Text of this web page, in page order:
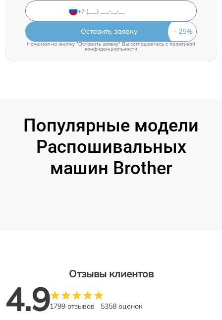
Оставить заявку
Нажимая на кнопку "Оставить заявку" Вы соглашаетесь c политикой
конфиденциальности
Популярные модели
Распошивальных
машин Brother
Отзывы клиентов
4.91799 отзывов 5358 оценок